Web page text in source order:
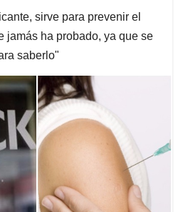
sirve para prevenir el
jamás ha probado, ya que se
saberlo"